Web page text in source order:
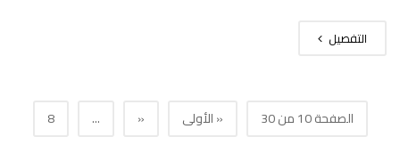
التفصيل
الصفحة 10 من 30 « الأولى «
...
8